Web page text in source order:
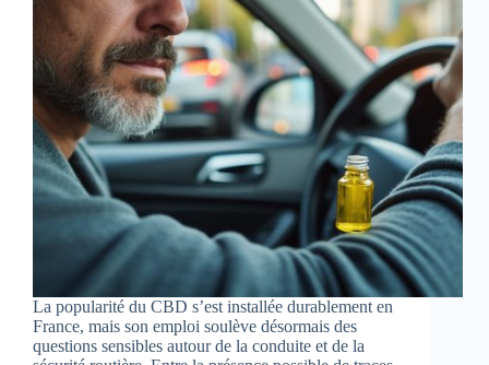
La popularité du CBD s’est installée durablement en
France, mais son emploi soulève désormais des
questions sensibles autour de la conduite et de la